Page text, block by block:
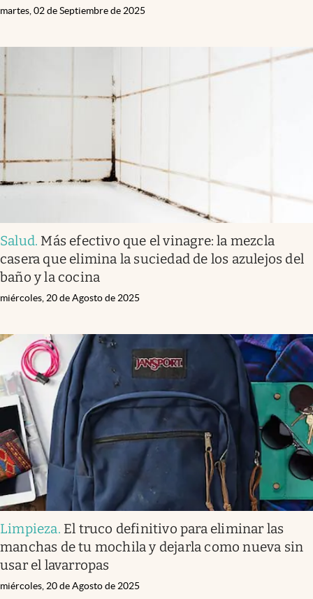
martes, 02 de Septiembre de 2025
Salud. Más efectivo que el vinagre: la mezcla
casera que elimina la suciedad de los azulejos del
baño y la cocina
miércoles, 20 de Agosto de 2025
Limpieza. El truco definitivo para eliminar las
manchas de tu mochila y dejarla como nueva sin
usar el lavarropas
miércoles, 20 de Agosto de 2025